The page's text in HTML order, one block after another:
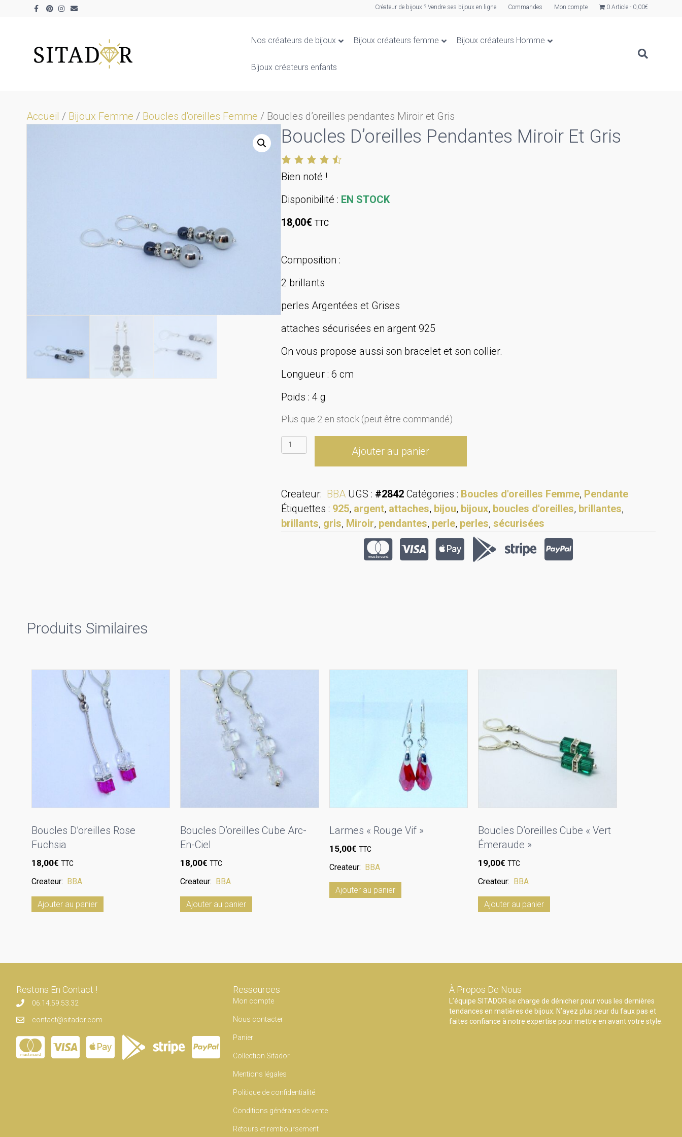
Facebook
PinterestInstagram
Email Créateur de bijoux ? Vendre ses bijoux en ligne Commandes Mon compte 0 Article 0,00€
Nos créateurs de bijoux Bijoux créateurs femme Bijoux créateurs Homme
Bijoux créateurs enfants
Accueil / Bijoux Femme / Boucles d'oreilles Femme / Boucles d’oreilles pendantes Miroir et Gris
Boucles D’oreilles Pendantes Miroir Et Gris
Bien noté !
Disponibilité : EN STOCK
18,00€ TTC
Composition :
2 brillants
perles Argentées et Grises
attaches sécurisées en argent 925
On vous propose aussi son bracelet et son collier.
Longueur : 6 cm
Poids : 4 g
Plus que 2 en stock (peut être commandé)
quantité
de
d'oreilles
pendantes
Miroir
et
Ajouter au panier
Createur: BBA UGS : #2842 Catégories : Boucles d'oreilles Femme, Pendante
Étiquettes : 925, argent, attaches, bijou, bijoux, boucles d'oreilles, brillantes,
brillants, gris, Miroir, pendantes, perle, perles, sécurisées
Produits Similaires
Boucles D’oreilles Rose
Fuchsia
18,00€ TTC
Createur: BBA
Ajouter au panier
Boucles D’oreilles Cube Arc-
En-Ciel
18,00€ TTC
Createur: BBA
Ajouter au panier
Larmes « Rouge Vif »
15,00€ TTC
Createur: BBA
Ajouter au panier
Boucles D’oreilles Cube « Vert
Émeraude »
19,00€ TTC
Createur: BBA
Ajouter au panier
Restons En Contact !
06.14.59.53.32
contact@sitador.com
Ressources
Mon compte
Nous contacter
Panier
Collection Sitador
Mentions légales
Politique de confidentialité
Conditions générales de vente
Retours et remboursement
À Propos De Nous
L’équipe SITADOR se charge de dénicher pour vous les dernières
tendances en matières de bijoux. N’ayez plus peur du faux pas et
faites confiance à notre expertise pour mettre en avant votre style.